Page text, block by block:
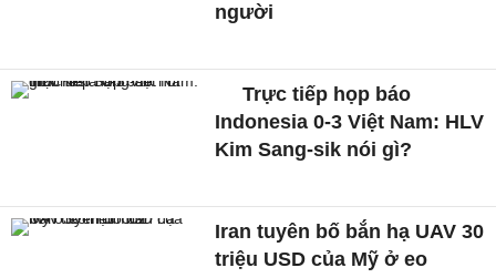
người
Trực tiếp họp báo
Indonesia 0-3 Việt Nam: HLV
Kim Sang-sik nói gì?
Iran tuyên bố bắn hạ UAV 30
triệu USD của Mỹ ở eo